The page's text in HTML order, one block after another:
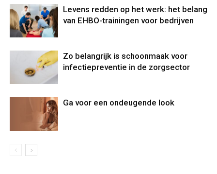
Levens redden op het werk: het belang
van EHBO-trainingen voor bedrijven
Zo belangrijk is schoonmaak voor
infectiepreventie in de zorgsector
Ga voor een ondeugende look